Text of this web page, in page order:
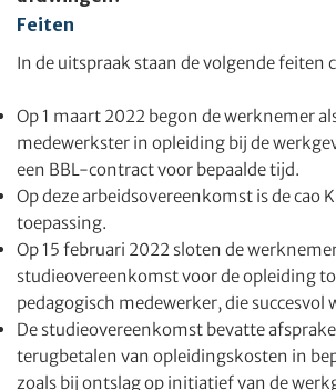
Feiten
In de uitspraak staan de volgende feiten
Op 1 maart 2022 begon de werknemer
medewerkster in opleiding bij de
een BBL-contract voor bepaalde tijd.
Op deze arbeidsovereenkomst is de cao
toepassing.
Op 15 februari 2022 sloten de
studieovereenkomst voor de opleiding
pedagogisch medewerker, die succesvol
De studieovereenkomst bevatte
terugbetalen van opleidingskosten in
zoals bij ontslag op initiatief van de